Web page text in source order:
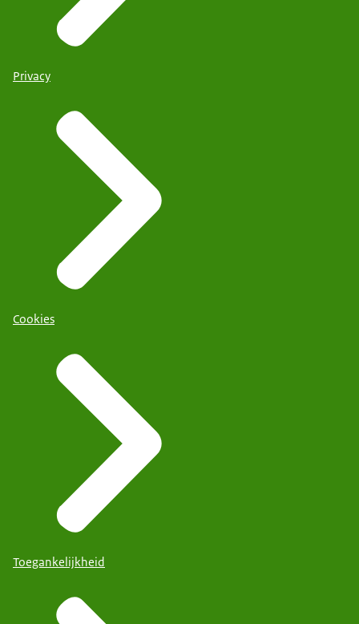
Privacy
Cookies
Toegankelijkheid